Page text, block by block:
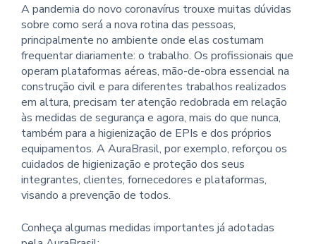
A pandemia do novo coronavírus trouxe muitas dúvidas
sobre como será a nova rotina das pessoas,
principalmente no ambiente onde elas costumam
frequentar diariamente: o trabalho. Os profissionais que
operam plataformas aéreas, mão-de-obra essencial na
construção civil e para diferentes trabalhos realizados
em altura, precisam ter atenção redobrada em relação
às medidas de segurança e agora, mais do que nunca,
também para a higienização de EPIs e dos próprios
equipamentos. A AuraBrasil, por exemplo, reforçou os
cuidados de higienização e proteção dos seus
integrantes, clientes, fornecedores e plataformas,
visando a prevenção de todos.
Conheça algumas medidas importantes já adotadas